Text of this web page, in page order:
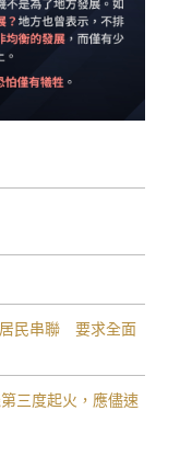
民串聯 要求全面
三度起火，應儘速